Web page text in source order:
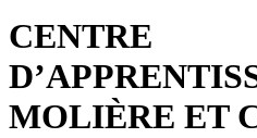
CENTRE
MOLIÈRE ET